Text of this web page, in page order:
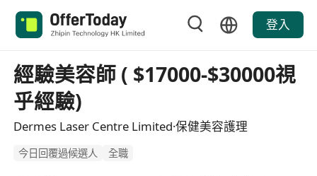
登入
經驗美容師 ( $17000-$30000視
乎經驗)
Dermes Laser Centre Limited·保健美容護理
今日回覆過候選人 全職